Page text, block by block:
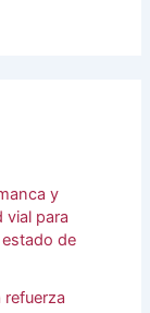
y
vial para
de
refuerza